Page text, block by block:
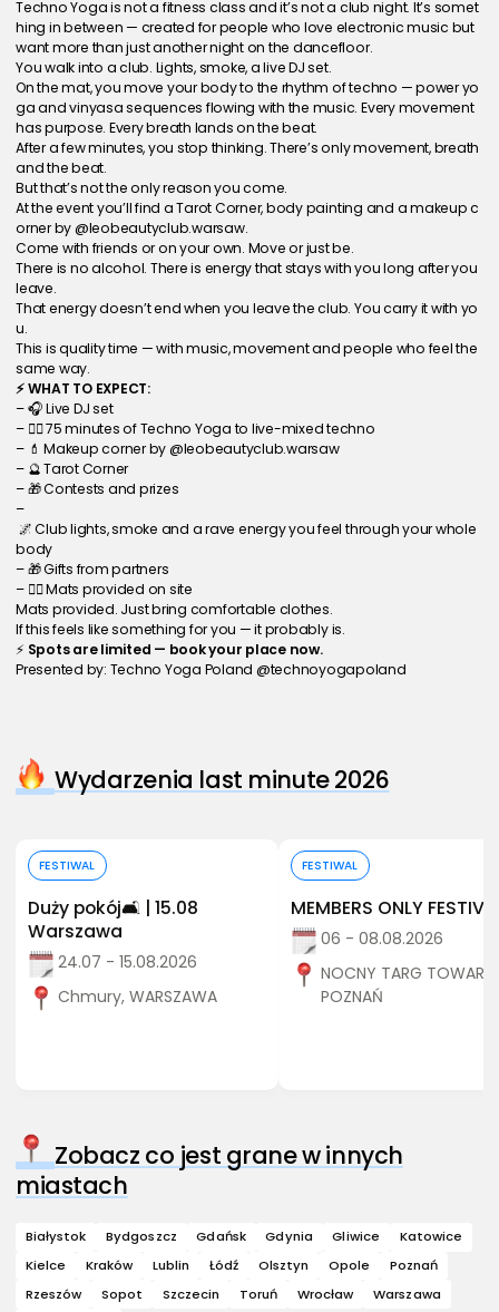
Techno Yoga is not a fitness class and it’s not a club night. It’s somet
hing in between — created for people who love electronic music but
want more than just another night on the dancefloor.
You walk into a club. Lights, smoke, a live DJ set.
On the mat, you move your body to the rhythm of techno — power yo
ga and vinyasa sequences flowing with the music. Every movement
has purpose. Every breath lands on the beat.
After a few minutes, you stop thinking. There’s only movement, breath
and the beat.
But that’s not the only reason you come.
At the event you’ll find a Tarot Corner, body painting and a makeup c
orner by @leobeautyclub.warsaw.
Come with friends or on your own. Move or just be.
There is no alcohol. There is energy that stays with you long after you
leave.
That energy doesn’t end when you leave the club. You carry it with yo
u.
This is quality time — with music, movement and people who feel the
same way.
⚡ WHAT TO EXPECT:
– 🎧 Live DJ set
– 🧘‍♀️ 75 minutes of Techno Yoga to live-mixed techno
– 💄 Makeup corner by @leobeautyclub.warsaw
– 🔮 Tarot Corner
– 🎁 Contests and prizes
–
🌌 Club lights, smoke and a rave energy you feel through your whole
body
– 🎁 Gifts from partners
– 🧘‍♂️ Mats provided on site
Mats provided. Just bring comfortable clothes.
If this feels like something for you — it probably is.
⚡ Spots are limited — book your place now.
Presented by: Techno Yoga Poland @technoyogapoland
Wydarzenia last minute 2026
FESTIWAL
Duży pokój🛋️ | 15.08
Warszawa
24.07 - 15.08.2026
Chmury, WARSZAWA
FESTIWAL
MEMBERS ONLY
06 - 08.08.2026
NOCNY TARG
POZNAŃ
Zobacz co jest grane w innych
miastach
Białystok Bydgoszcz Gdańsk Gdynia Gliwice
Katowice
Kielce
Kraków Lublin Łódź Olsztyn Opole
Poznań
Rzeszów
Sopot Szczecin Toruń Wrocław
Warszawa